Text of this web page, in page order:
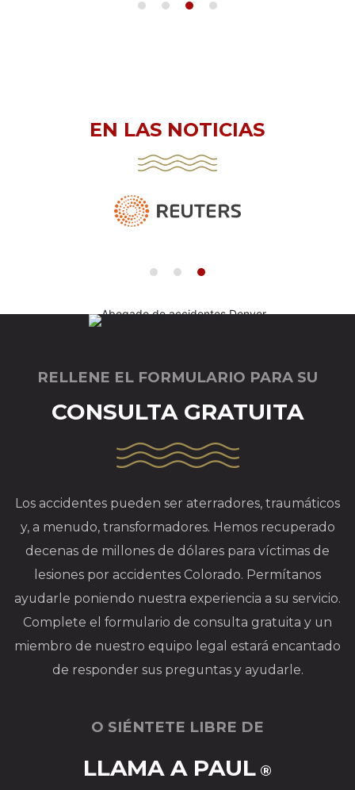
EN LAS NOTICIAS
RELLENE EL FORMULARIO PARA SU
CONSULTA GRATUITA
Los accidentes pueden ser aterradores, traumáticos
y, a menudo, transformadores. Hemos recuperado
decenas de millones de dólares para víctimas de
lesiones por accidentes Colorado. Permítanos
ayudarle poniendo nuestra experiencia a su servicio.
Complete el formulario de consulta gratuita y un
miembro de nuestro equipo legal estará encantado
de responder sus preguntas y ayudarle.
O SIÉNTETE LIBRE DE
LLAMA A PAUL ®